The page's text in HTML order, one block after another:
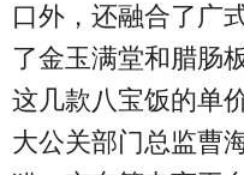
口外，还融合了广
了金玉满堂和腊肠
这几款八宝饭的单
大公关部门总监曹